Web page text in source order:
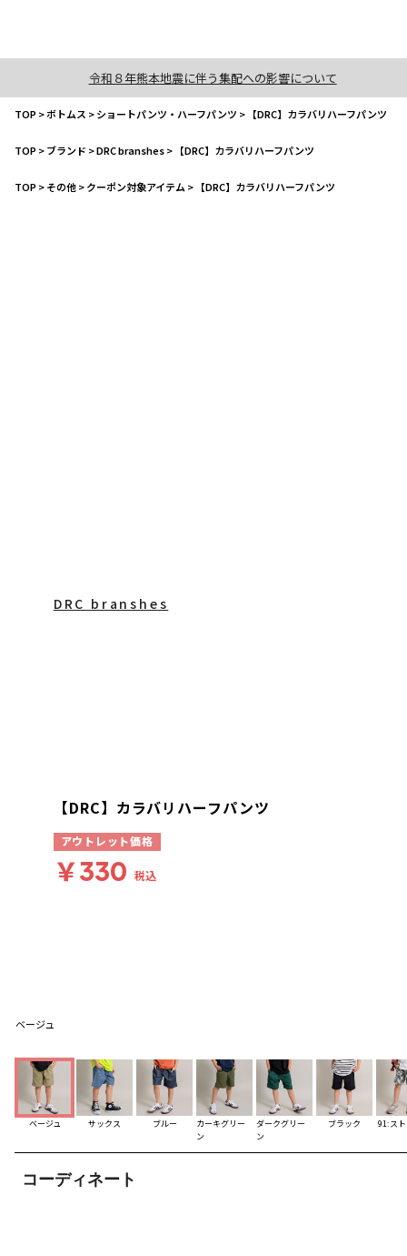
令和８年熊本地震に伴う集配への影響について
TOP>ボトムス >ショートパンツ・ハーフパンツ > 【DRC】カラバリハーフパンツ
TOP>ブランド >DRC branshes> 【DRC】カラバリハーフパンツ
TOP>その他>クーポン対象アイテム > 【DRC】カラバリハーフパンツ
ベージュ
ベージュ サックス ブルー
カーキグリー
ン
ダークグリー
ン
ブラック 91:ス
コーディネート
DRC branshes
【DRC】カラバリハーフパンツ
アウトレット価格
￥330 税込